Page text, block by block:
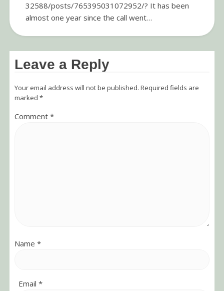
32588/posts/765395031072952/? It has been
almost one year since the call went…
Leave a Reply
Your email address will not be published. Required fields are
marked *
Comment *
Name *
Email *